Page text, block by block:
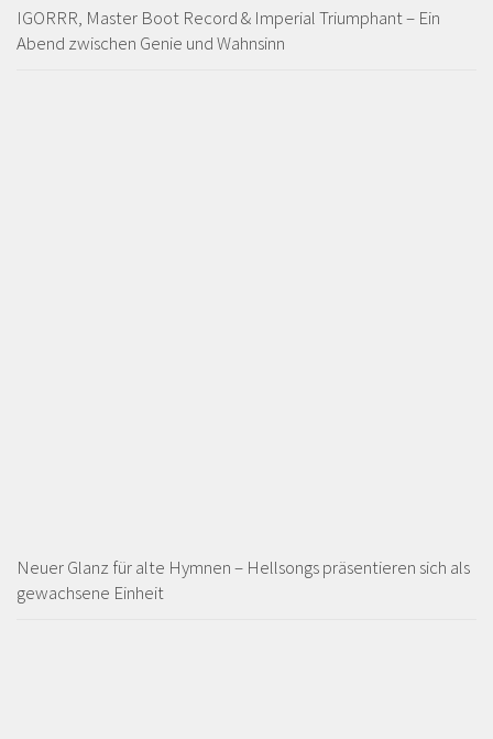
IGORRR, Master Boot Record & Imperial Triumphant – Ein
Abend zwischen Genie und Wahnsinn
Neuer Glanz für alte Hymnen – Hellsongs präsentieren sich als
gewachsene Einheit